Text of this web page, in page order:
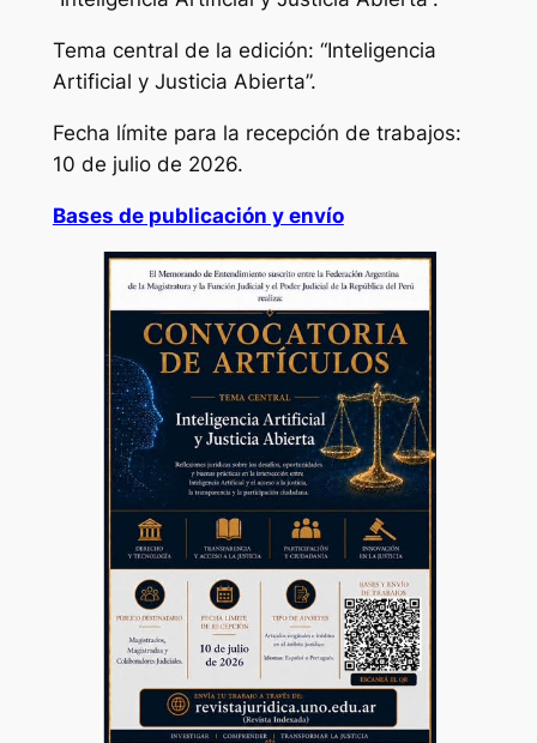
Tema central de la edición: “Inteligencia
Artificial y Justicia Abierta”.
Fecha límite para la recepción de trabajos:
10 de julio de 2026.
Bases de publicación y envío